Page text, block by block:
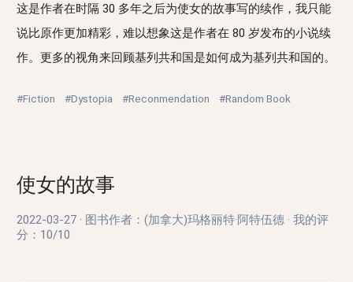
这是作者在时隔 30 多年之后为使女的故事写的续作，我只能
说比原作更加精彩，难以想象这是作者在 80 岁发布的小说续
作。更多的视角来回顾基列共和国是如何成为基列共和国的。
#Fiction #Dystopia #Reconmendation #Random Book
使女的故事
2022-03-27 · 图书作者：(加拿大)玛格丽特·阿特伍德 · 我的评
分： 10/10